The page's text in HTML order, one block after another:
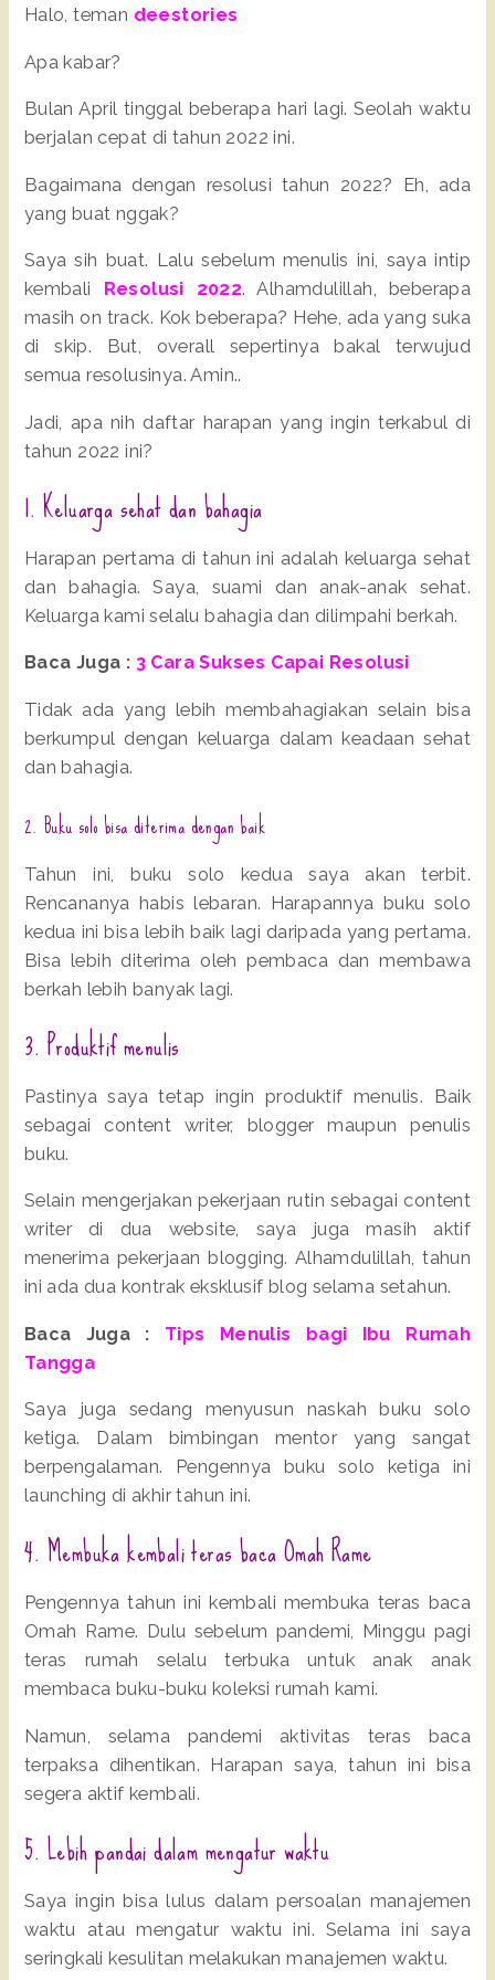
Halo, teman deestories
Apa kabar?
Bulan April tinggal beberapa hari lagi. Seolah waktu
berjalan cepat di tahun 2022 ini.
Bagaimana dengan resolusi tahun 2022? Eh, ada
yang buat nggak?
Saya sih buat. Lalu sebelum menulis ini, saya intip
kembali Resolusi 2022. Alhamdulillah, beberapa
masih on track. Kok beberapa? Hehe, ada yang suka
di skip. But, overall sepertinya bakal terwujud
semua resolusinya. Amin..
Jadi, apa nih daftar harapan yang ingin terkabul di
tahun 2022 ini?
1. Keluarga sehat dan bahagia
Harapan pertama di tahun ini adalah keluarga sehat
dan bahagia. Saya, suami dan anak-anak sehat.
Keluarga kami selalu bahagia dan dilimpahi berkah.
Baca Juga : 3 Cara Sukses Capai Resolusi
Tidak ada yang lebih membahagiakan selain bisa
berkumpul dengan keluarga dalam keadaan sehat
dan bahagia.
2. Buku solo bisa diterima dengan baik
Tahun ini, buku solo kedua saya akan terbit.
Rencananya habis lebaran. Harapannya buku solo
kedua ini bisa lebih baik lagi daripada yang pertama.
Bisa lebih diterima oleh pembaca dan membawa
berkah lebih banyak lagi.
3. Produktif menulis
Pastinya saya tetap ingin produktif menulis. Baik
sebagai content writer, blogger maupun penulis
buku.
Selain mengerjakan pekerjaan rutin sebagai content
writer di dua website, saya juga masih aktif
menerima pekerjaan blogging. Alhamdulillah, tahun
ini ada dua kontrak eksklusif blog selama setahun.
Baca Juga : Tips Menulis bagi Ibu Rumah
Tangga
Saya juga sedang menyusun naskah buku solo
ketiga. Dalam bimbingan mentor yang sangat
berpengalaman. Pengennya buku solo ketiga ini
launching di akhir tahun ini.
4. Membuka kembali teras baca Omah Rame
Pengennya tahun ini kembali membuka teras baca
Omah Rame. Dulu sebelum pandemi, Minggu pagi
teras rumah selalu terbuka untuk anak anak
membaca buku-buku koleksi rumah kami.
Namun, selama pandemi aktivitas teras baca
terpaksa dihentikan. Harapan saya, tahun ini bisa
segera aktif kembali.
5. Lebih pandai dalam mengatur waktu
Saya ingin bisa lulus dalam persoalan manajemen
waktu atau mengatur waktu ini. Selama ini saya
seringkali kesulitan melakukan manajemen waktu.